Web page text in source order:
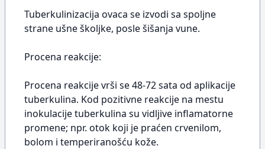
Tuberkulinizacija ovaca se izvodi sa spoljne
strane ušne školjke, posle šišanja vune.
Procena reakcije:
Procena reakcije vrši se 48-72 sata od aplikacije
tuberkulina. Kod pozitivne reakcije na mestu
inokulacije tuberkulina su vidljive inflamatorne
promene; npr. otok koji je praćen crvenilom,
bolom i temperiranošću kože.